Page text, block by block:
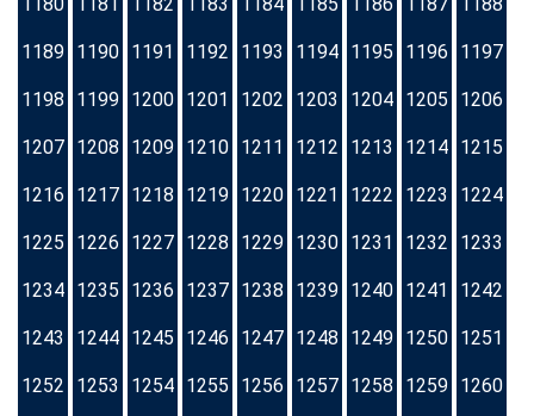
1189 1190 1191 1192 1193 1194 1195 1196 1197
1198 1199 1200 1201 1202 1203 1204 1205 1206
1207 1208 1209 1210 1211 1212 1213 1214 1215
1216 1217 1218 1219 1220 1221 1222 1223 1224
1225 1226 1227 1228 1229 1230 1231 1232 1233
1234 1235 1236 1237 1238 1239 1240 1241 1242
1243 1244 1245 1246 1247 1248 1249 1250 1251
1252 1253 1254 1255 1256 1257 1258 1259 1260